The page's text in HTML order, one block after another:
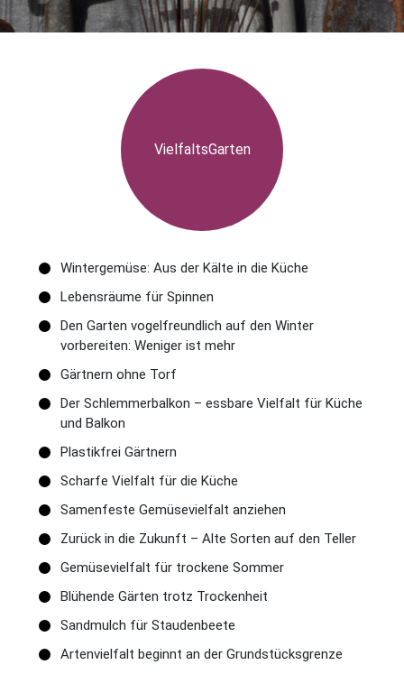
VielfaltsGarten
Wintergemüse: Aus der Kälte in die Küche
Lebensräume für Spinnen
Den Garten vogelfreundlich auf den Winter
vorbereiten: Weniger ist mehr
Gärtnern ohne Torf
Der Schlemmerbalkon – essbare Vielfalt für Küche
und Balkon
Plastikfrei Gärtnern
Scharfe Vielfalt für die Küche
Samenfeste Gemüsevielfalt anziehen
Zurück in die Zukunft – Alte Sorten auf den Teller
Gemüsevielfalt für trockene Sommer
Blühende Gärten trotz Trockenheit
Sandmulch für Staudenbeete
Artenvielfalt beginnt an der Grundstücksgrenze